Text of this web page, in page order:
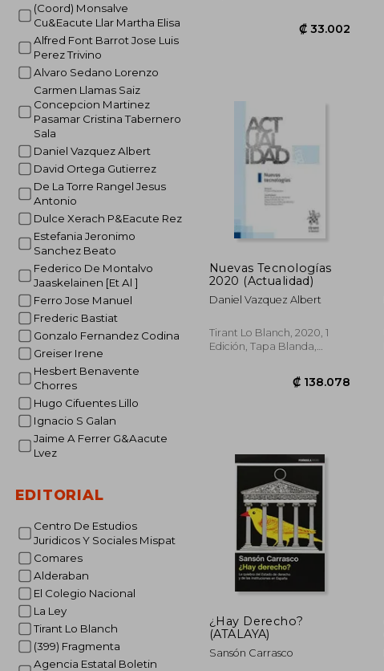
(Coord) Monsalve
Cu&Eacute Llar Martha Elisa
Alfred Font Barrot Jose Luis
Perez Trivino
Alvaro Sedano Lorenzo
Carmen Llamas Saiz
Concepcion Martinez
Pasamar Cristina Tabernero
Sala
Daniel Vazquez Albert
David Ortega Gutierrez
De La Torre Rangel Jesus
Antonio
Dulce Xerach P&Eacute Rez
Estefania Jeronimo
Sanchez Beato
Federico De Montalvo
Jaaskelainen [Et Al ]
Ferro Jose Manuel
Frederic Bastiat
Gonzalo Fernandez Codina
Greiser Irene
Hesbert Benavente
Chorres
Hugo Cifuentes Lillo
Ignacio S Galan
Jaime A Ferrer G&Aacute
Lvez
EDITORIAL
Centro De Estudios
Juridicos Y Sociales Mispat
Comares
Alderaban
El Colegio Nacional
La Ley
Tirant Lo Blanch
(399) Fragmenta
Agencia Estatal Boletin
Nuevas Tecnologías
2020 (Actualidad)
Daniel Vazquez Albert
Tirant Lo Blanch, 2020, 1
Edición, Tapa Blanda,
¿Hay Derecho?
(ATALAYA)
Sansón Carrasco